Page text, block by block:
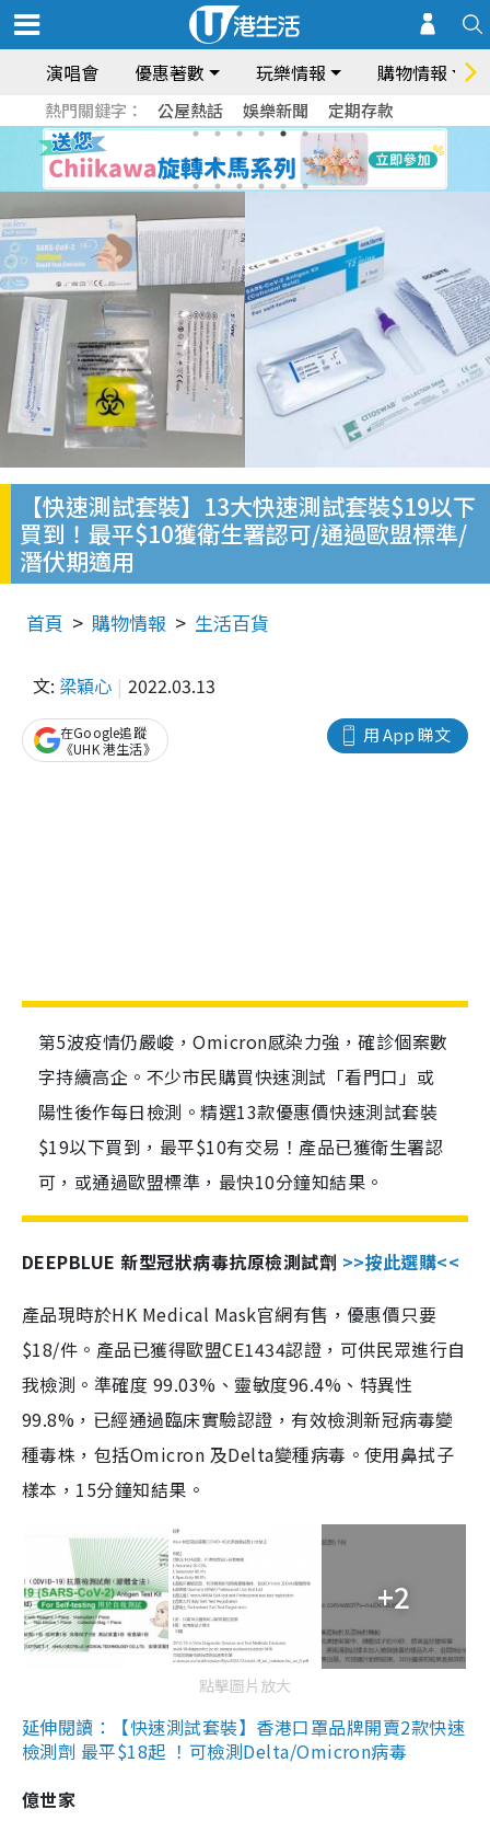
演唱會 優惠著數 玩樂情報 購物情報
熱門關鍵字： 公屋熱話 娛樂新聞 定期存款
【快速測試套裝】13大快速測試套裝$19以下
買到！最平$10獲衛生署認可/通過歐盟標準/
潛伏期適用
首頁 購物情報 生活百貨
文: 梁穎心 2022.03.13
用 App 睇文
在Google追蹤
《UHK 港生活》
第5波疫情仍嚴峻，Omicron感染力強，確診個案數
字持續高企。不少市民購買快速測試「看門口」或
陽性後作每日檢測。精選13款優惠價快速測試套裝
$19以下買到，最平$10有交易！產品已獲衛生署認
可，或通過歐盟標準，最快10分鐘知結果。
DEEPBLUE 新型冠狀病毒抗原檢測試劑 >>按此選購<<
產品現時於HK Medical Mask官網有售，優惠價只要
$18/件。產品已獲得歐盟CE1434認證，可供民眾進行自
我檢測。準確度 99.03%、靈敏度96.4%、特異性
99.8%，已經通過臨床實驗認證，有效檢測新冠病毒變
種毒株，包括Omicron 及Delta變種病毒。使用鼻拭子
樣本，15分鐘知結果。
+2
點擊圖片放大
延伸閱讀：【快速測試套裝】香港口罩品牌開賣2款快速
檢測劑 最平$18起 ！可檢測Delta/Omicron病毒
億世家